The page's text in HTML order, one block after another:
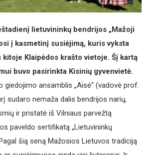
lietuvininkų bendrijos „Mažoji
į kasmetinį susiėjimą, kuris vyksta
kitoje Klaipėdos krašto vietoje. Šį kartą
buvo pasirinkta Kisinių gyvenvietė.
giedojimo ansamblis „Aisė“ (vadovė prof.
sudaro nemaža dalis bendrijos narių,
ir pristatė iš Vilniaus parvežtą
paveldo sertifikatą „Lietuvininkų
šią seną Mažosios Lietuvos tradiciją